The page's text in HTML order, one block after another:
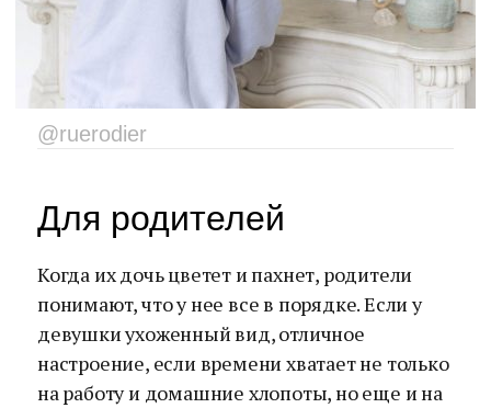
@ruerodier
Для родителей
Когда их дочь цветет и пахнет, родители
понимают, что у нее все в порядке. Если у
девушки ухоженный вид, отличное
настроение, если времени хватает не только
на работу и домашние хлопоты, но еще и на